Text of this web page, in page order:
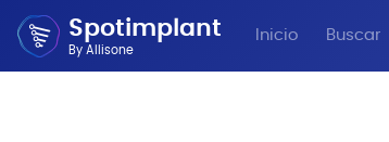
Spotimplant
By Allisone
Inicio Buscar